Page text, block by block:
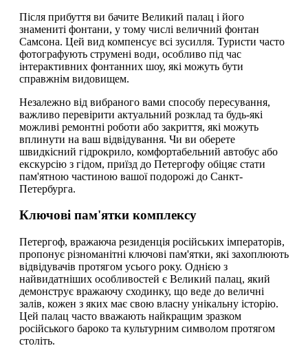
Після прибуття ви бачите Великий палац і його
знамениті фонтани, у тому числі величний фонтан
Самсона. Цей вид компенсує всі зусилля. Туристи часто
фотографують струмені води, особливо під час
інтерактивних фонтанних шоу, які можуть бути
справжнім видовищем.
Незалежно від вибраного вами способу пересування,
важливо перевірити актуальний розклад та будь-які
можливі ремонтні роботи або закриття, які можуть
вплинути на ваш відвідування. Чи ви оберете
швидкісний гідрокрило, комфортабельний автобус або
екскурсію з гідом, приїзд до Петергофу обіцяє стати
пам'ятною частиною вашої подорожі до Санкт-
Петербурга.
Ключові пам'ятки комплексу
Петергоф, вражаюча резиденція російських імператорів,
пропонує різноманітні ключові пам'ятки, які захоплюють
відвідувачів протягом усього року. Однією з
найвидатніших особливостей є Великий палац, який
демонструє вражаючу сходинку, що веде до величні
залів, кожен з яких має свою власну унікальну історію.
Цей палац часто вважають найкращим зразком
російського бароко та культурним символом протягом
століть.